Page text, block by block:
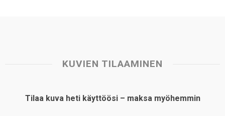
KUVIEN TILAAMINEN
Tilaa kuva heti käyttöösi – maksa myöhemmin